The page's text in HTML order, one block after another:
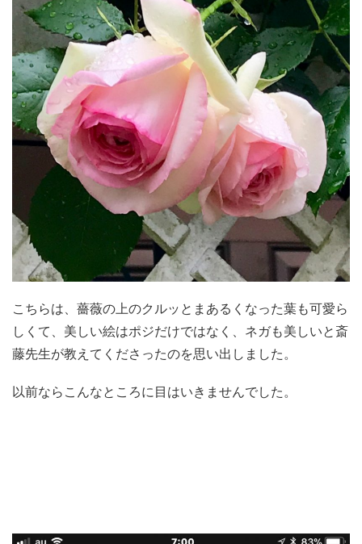
こちらは、薔薇の上のクルッとまあるくなった葉も可愛ら
しくて、美しい絵はポジだけではなく、ネガも美しいと斎
藤先生が教えてくださったのを思い出しました。
以前ならこんなところに目はいきませんでした。